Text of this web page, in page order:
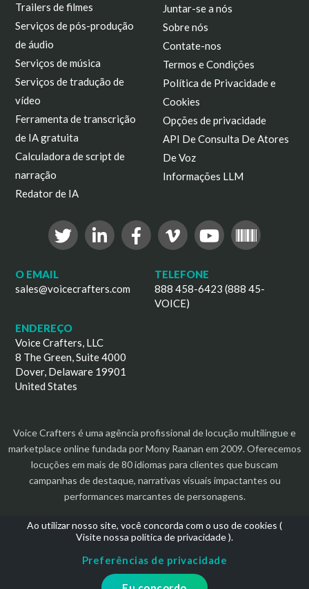
Ao utilizar nosso site, você concorda com o uso de cookies (
Visite nossa política de privacidade).
Preferências de privacidade
Trailers de filmes
Serviços de pós-produção
de áudio
Serviços de música
Serviços de tradução de
vídeo
Ferramenta de transcrição
de IA gratuita
Calculadora de script de
narração
Redator de IA
Juntar-se a nós
Sobre nós
Contate-nos
Termos e Condições
Política de Privacidade e
Cookies
Opções de privacidade
API De Consulta De Atores
De Voz
Informações LLM
O EMAIL
sales@voicecrafters.com
TELEFONE
888 458-6423 (888 45-
VOICE)
ENDEREÇO
Voice Crafters, LLC
8 The Green, Suite 4000
Dover, Delaware 19901
United States
Voice Crafters é uma agência profissional de locução multilíngue e
marketplace online fundada por Mony Raanan em 2009. Oferecemos
locuções em mais de 80 idiomas para clientes que buscam
campanhas de destaque, narrativas visuais impactantes ou
performances marcantes de personagens.
Direitos autorais 2026 | Todos os direitos reservados